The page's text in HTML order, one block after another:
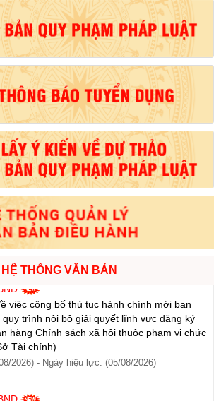
HỆ THỐNG VĂN BẢN
2026)
việc công bố thủ tục hành chính được sửa
duyệt Quy trình nội bộ giải quyết trong lĩnh
động của hộ kinh doanh thuộc phạm vi
của Sở Tài chính)
2026) -Ngày hiệu lực: (05/08/2026)
việc công bố thủ tục hành chính sửa đổi, bổ
trình nội bộ giải quyết thủ tục hành chính
lựa chọn nhà đầu tư thuộc phạm vi chức
Tài chính)
2026) -Ngày hiệu lực: (05/08/2026)
quy trình nội bộ giải quyết lĩnh vực đăng ký
hàng Chính sách xã hội thuộc phạm vi chức
Tài chính)
2026) - Ngày hiệu lực: (05/08/2026)
hành Từ điển dữ liệu dùng chung tỉnh Lai